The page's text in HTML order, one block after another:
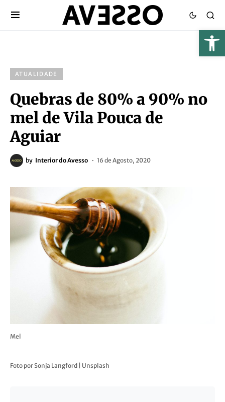
ATUALIDADE
Quebras de 80% a 90% no
mel de Vila Pouca de
Aguiar
by Interior do Avesso 16 de Agosto, 2020
Mel
Foto por Sonja Langford | Unsplash